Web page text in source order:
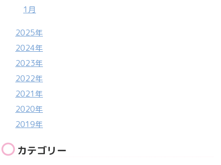
1月
2025年
2024年
2023年
2022年
2021年
2020年
2019年
カテゴリー